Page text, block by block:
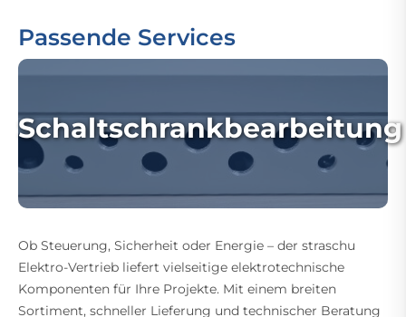
Passende Services
Schaltschrankbearbeitung
Ob Steuerung, Sicherheit oder Energie – der straschu
Elektro-Vertrieb liefert vielseitige elektrotechnische
Komponenten für Ihre Projekte. Mit einem breiten
Sortiment, schneller Lieferung und technischer Beratung